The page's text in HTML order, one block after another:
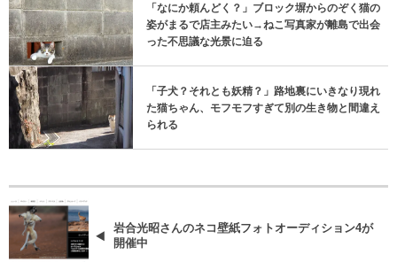
「なにか頼んどく？」ブロック塀からのぞく猫の
姿がまるで店主みたい→ねこ写真家が離島で出会
った不思議な光景に迫る
「子犬？それとも妖精？」路地裏にいきなり現れ
た猫ちゃん、モフモフすぎて別の生き物と間違え
られる
岩合光昭さんのネコ壁紙フォトオーディション4が
開催中